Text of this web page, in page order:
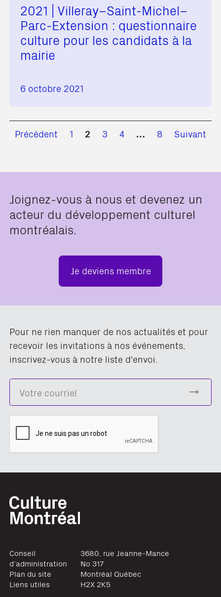
2021 | Villeray–Saint-Michel–
Parc-Extension : questionnaire
culture pour les candidats à la
mairie
6 octobre 2021
Précédent 1 2 3 4 … 8 Suivant
Joignez-vous à nous et devenez un
acteur du développement culturel
montréalais.
Je deviens membre
Pour ne rien manquer de nos actualités et pour
recevoir les invitations à nos événements,
inscrivez-vous à notre liste d'envoi.
Conseil
d’administration
Plan du site
Liens utiles
3680, rue Jeanne-Mance
No 317
Montréal Québec
H2X 2K5